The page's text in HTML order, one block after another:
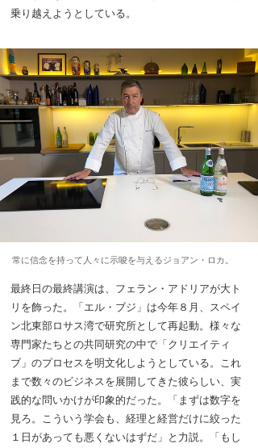
乗り越えようとしている。
常に信念を持って人々に示唆を与えるジョアン・ロカ。
最終日の最終講演は、フェラン・アドリアが大ト
リを飾った。「エル・ブジ」は今年８月、スペイ
ン北東部ロサス湾で研究所として再起動。様々な
専門家たちとの共同研究の中で「クリエイティ
ブ」のプロセスを明文化しようとしている。これ
まで数々のビジネスを展開してきた彼らしい、実
践的な問いかけが印象的だった。「まずは数字を
見ろ。こういう学会も、経理と経営だけに絞った
１日があっても悪くないはずだ」と力説。「もし